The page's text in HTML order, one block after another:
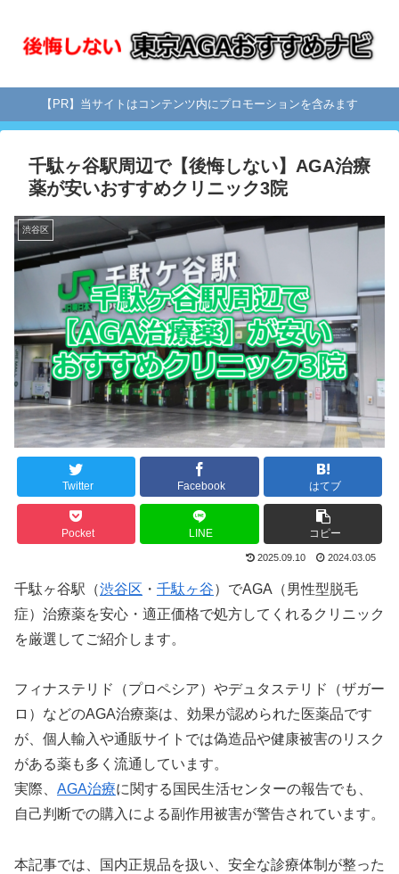
【PR】当サイトはコンテンツ内にプロモーションを含みます
千駄ヶ谷駅周辺で【後悔しない】AGA治療
薬が安いおすすめクリニック3院
渋谷区
Twitter Facebook はてブ
Pocket LINE コピー
2025.09.10 2024.03.05
千駄ヶ谷駅（渋谷区 ・ 千駄ヶ谷）でAGA（男性型脱毛
症）治療薬を安心・適正価格で処方してくれるクリニック
を厳選してご紹介します。
フィナステリド（プロペシア）やデュタステリド（ザガー
ロ）などのAGA治療薬は、効果が認められた医薬品です
が、個人輸入や通販サイトでは偽造品や健康被害のリスク
がある薬も多く流通しています。
実際、 AGA治療に関する国民生活センターの報告でも、
自己判断での購入による副作用被害が警告されています。
本記事では、国内正規品を扱い、安全な診療体制が整った